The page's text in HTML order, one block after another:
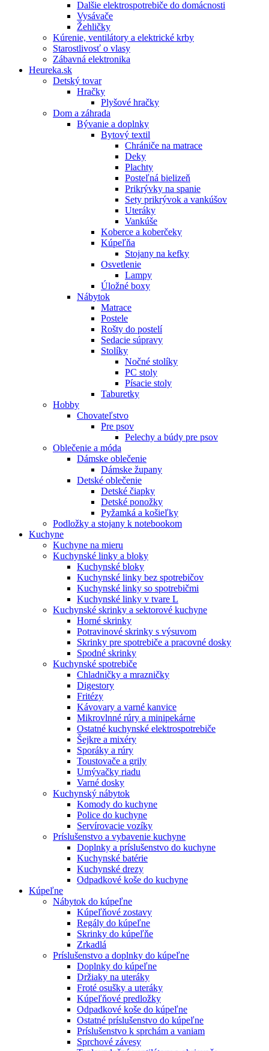
Dalšie elektrospotrebiče do domácnosti
Vysávače
Žehličky
Kúrenie, ventilátory a elektrické krby
Starostlivosť o vlasy
Zábavná elektronika
Heureka.sk
Detský tovar
Hračky
Plyšové hračky
Dom a záhrada
Bývanie a doplnky
Bytový textil
Chrániče na matrace
Deky
Plachty
Posteľná bielizeň
Prikrývky na spanie
Sety prikrývok a vankúšov
Uteráky
Vankúše
Koberce a koberčeky
Kúpeľňa
Stojany na kefky
Osvetlenie
Lampy
Úložné boxy
Nábytok
Matrace
Postele
Rošty do postelí
Sedacie súpravy
Stolíky
Nočné stolíky
PC stoly
Písacie stoly
Taburetky
Hobby
Chovateľstvo
Pre psov
Pelechy a búdy pre psov
Oblečenie a móda
Dámske oblečenie
Dámske župany
Detské oblečenie
Detské čiapky
Detské ponožky
Pyžamká a košieľky
Podložky a stojany k notebookom
Kuchyne
Kuchyne na mieru
Kuchynské linky a bloky
Kuchynské bloky
Kuchynské linky bez spotrebičov
Kuchynské linky so spotrebičmi
Kuchynské linky v tvare L
Kuchynské skrinky a sektorové kuchyne
Horné skrinky
Potravinové skrinky s výsuvom
Skrinky pre spotrebiče a pracovné dosky
Spodné skrinky
Kuchynské spotrebiče
Chladničky a mrazničky
Digestory
Fritézy
Kávovary a varné kanvice
Mikrovlnné rúry a minipekárne
Ostatné kuchynské elektrospotrebiče
Šejkre a mixéry
Sporáky a rúry
Toustovače a grily
Umývačky riadu
Varné dosky
Kuchynský nábytok
Komody do kuchyne
Police do kuchyne
Servírovacie vozíky
Príslušenstvo a vybavenie kuchyne
Doplnky a príslušenstvo do kuchyne
Kuchynské batérie
Kuchynské drezy
Odpadkové koše do kuchyne
Kúpeľne
Nábytok do kúpeľne
Kúpeľňové zostavy
Regály do kúpeľne
Skrinky do kúpeľňe
Zrkadlá
Príslušenstvo a doplnky do kúpeľne
Doplnky do kúpeľne
Držiaky na uteráky
Froté osušky a uteráky
Kúpeľňové predložky
Odpadkové koše do kúpeľne
Ostatné príslušenstvo do kúpeľne
Príslušenstvo k sprchám a vaniam
Sprchové závesy